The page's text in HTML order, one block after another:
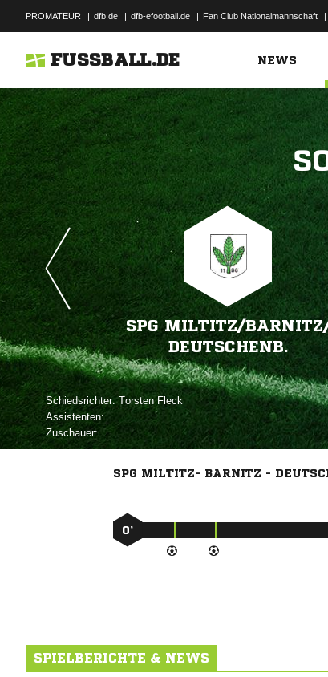
PROMATEUR | dfb.de | dfb-efootball.de | Fan Club Nationalmannschaft |
FUSSBALL.DE NEWS
SPG MILTITZ/​
DEUTSCHENB.
Schiedsrichter: 
Assistenten:
Zuschauer:
SPG MILTITZ- BARNITZ -
0’
SPIELBERICHTE & NEWS